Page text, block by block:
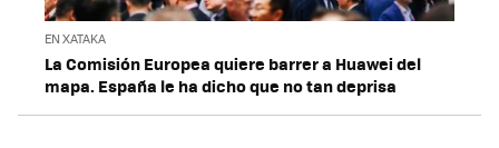
EN XATAKA
La Comisión Europea quiere barrer a Huawei del
mapa. España le ha dicho que no tan deprisa